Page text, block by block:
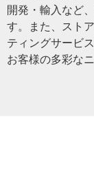
開発・輸入など
す。また、スト
ティングサービ
お客様の多彩な